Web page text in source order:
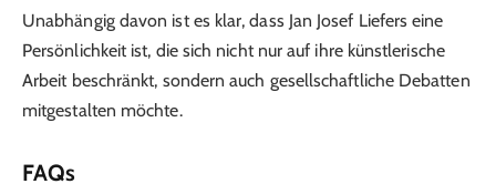
Unabhängig davon ist es klar, dass Jan Josef Liefers eine
Persönlichkeit ist, die sich nicht nur auf ihre künstlerische
Arbeit beschränkt, sondern auch gesellschaftliche Debatten
mitgestalten möchte.
FAQs